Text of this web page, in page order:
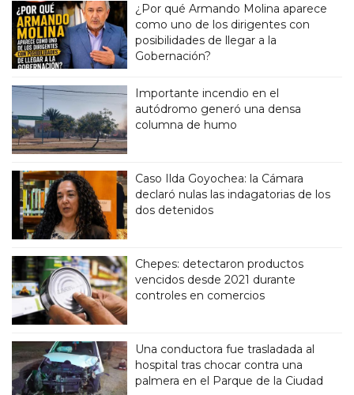
¿Por qué Armando Molina aparece
como uno de los dirigentes con
posibilidades de llegar a la
Gobernación?
Importante incendio en el
autódromo generó una densa
columna de humo
Caso Ilda Goyochea: la Cámara
declaró nulas las indagatorias de los
dos detenidos
Chepes: detectaron productos
vencidos desde 2021 durante
controles en comercios
Una conductora fue trasladada al
hospital tras chocar contra una
palmera en el Parque de la Ciudad